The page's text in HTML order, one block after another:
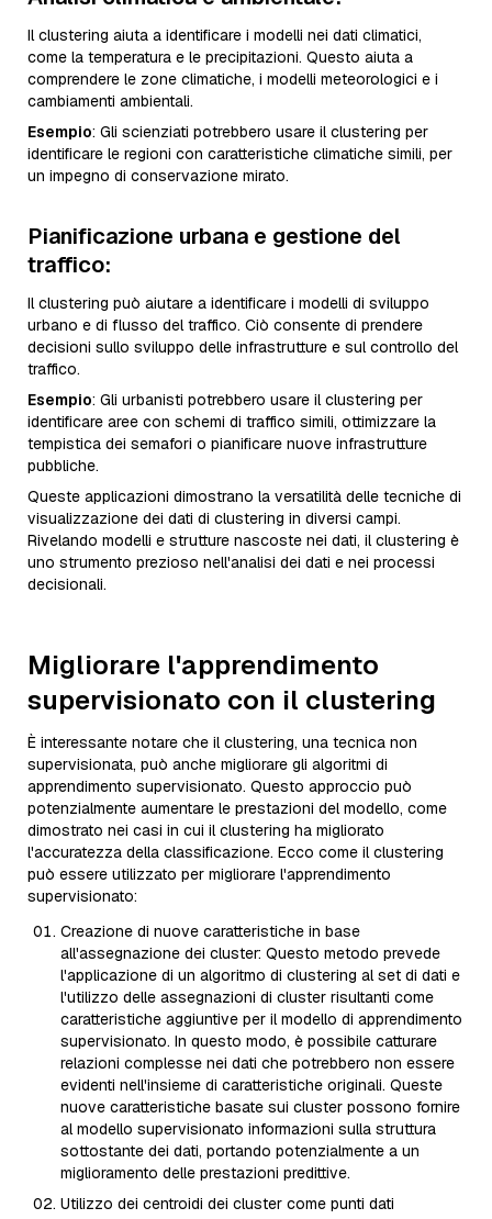
Il clustering aiuta a identificare i modelli nei dati climatici,
come la temperatura e le precipitazioni. Questo aiuta a
comprendere le zone climatiche, i modelli meteorologici e i
cambiamenti ambientali.
Esempio: Gli scienziati potrebbero usare il clustering per
identificare le regioni con caratteristiche climatiche simili, per
un impegno di conservazione mirato.
Pianificazione urbana e gestione del
traffico:
Il clustering può aiutare a identificare i modelli di sviluppo
urbano e di flusso del traffico. Ciò consente di prendere
decisioni sullo sviluppo delle infrastrutture e sul controllo del
traffico.
Esempio: Gli urbanisti potrebbero usare il clustering per
identificare aree con schemi di traffico simili, ottimizzare la
tempistica dei semafori o pianificare nuove infrastrutture
pubbliche.
Queste applicazioni dimostrano la versatilità delle tecniche di
visualizzazione dei dati di clustering in diversi campi.
Rivelando modelli e strutture nascoste nei dati, il clustering è
uno strumento prezioso nell'analisi dei dati e nei processi
decisionali.
Migliorare l'apprendimento
supervisionato con il clustering
È interessante notare che il clustering, una tecnica non
supervisionata, può anche migliorare gli algoritmi di
apprendimento supervisionato. Questo approccio può
potenzialmente aumentare le prestazioni del modello, come
dimostrato nei casi in cui il clustering ha migliorato
l'accuratezza della classificazione. Ecco come il clustering
può essere utilizzato per migliorare l'apprendimento
supervisionato:
Creazione di nuove caratteristiche in base
all'assegnazione dei cluster: Questo metodo prevede
l'applicazione di un algoritmo di clustering al set di dati e
l'utilizzo delle assegnazioni di cluster risultanti come
caratteristiche aggiuntive per il modello di apprendimento
supervisionato. In questo modo, è possibile catturare
relazioni complesse nei dati che potrebbero non essere
evidenti nell'insieme di caratteristiche originali. Queste
nuove caratteristiche basate sui cluster possono fornire
al modello supervisionato informazioni sulla struttura
sottostante dei dati, portando potenzialmente a un
miglioramento delle prestazioni predittive.
Utilizzo dei centroidi dei cluster come punti dati